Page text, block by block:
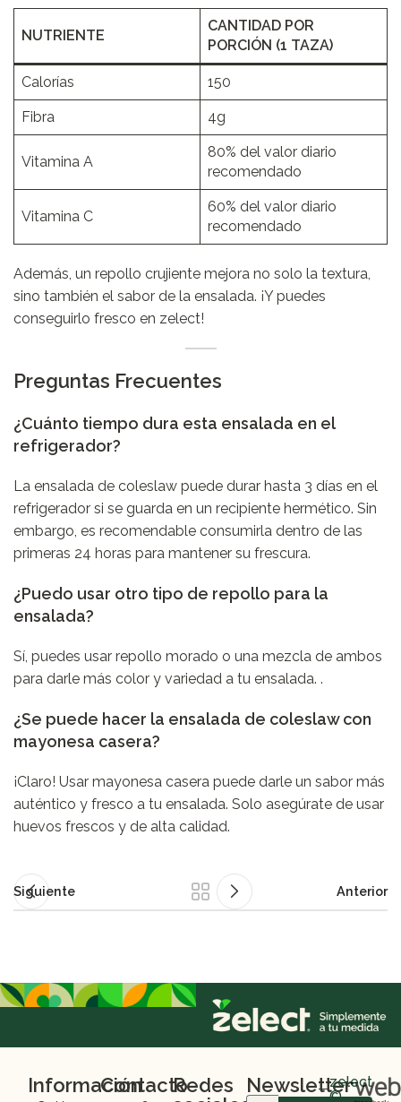
NUTRIENTE
CANTIDAD POR
PORCIÓN (1 TAZA)
Calorías 150
Fibra 4g
Vitamina A
80% del valor diario
recomendado
Vitamina C
60% del valor diario
recomendado
Además, un repollo crujiente mejora no solo la textura,
sino también el sabor de la ensalada. ¡Y puedes
conseguirlo fresco en zelect!
Preguntas Frecuentes
¿Cuánto tiempo dura esta ensalada en el
refrigerador?
La ensalada de coleslaw puede durar hasta 3 días en el
refrigerador si se guarda en un recipiente hermético. Sin
embargo, es recomendable consumirla dentro de las
primeras 24 horas para mantener su frescura.
¿Puedo usar otro tipo de repollo para la
ensalada?
Sí, puedes usar repollo morado o una mezcla de ambos
para darle más color y variedad a tu ensalada. .
¿Se puede hacer la ensalada de coleslaw con
mayonesa casera?
¡Claro! Usar mayonesa casera puede darle un sabor más
auténtico y fresco a tu ensalada. Solo asegúrate de usar
huevos frescos y de alta calidad.
Siguiente Anterior
InformaciónContactoRedes
Newsletterzelect
©